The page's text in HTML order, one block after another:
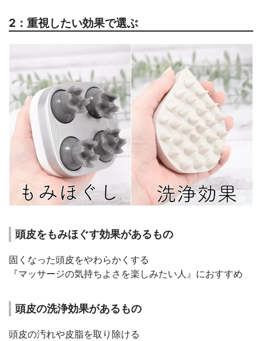
2：重視したい効果で選ぶ
頭皮をもみほぐす効果があるもの
固くなった頭皮をやわらかくする
『マッサージの気持ちよさを楽しみたい人』におすすめ
頭皮の洗浄効果があるもの
頭皮の汚れや皮脂を取り除ける